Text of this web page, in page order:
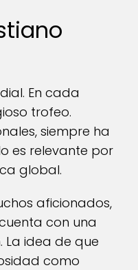
En cada
trofeo.
siempre ha
es relevante por
global.
aficionados,
con una
idea de que
como